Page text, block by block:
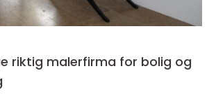
riktig malerfirma for bolig og